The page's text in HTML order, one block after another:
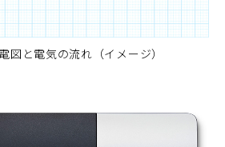
図と電気の流れ（イメージ）